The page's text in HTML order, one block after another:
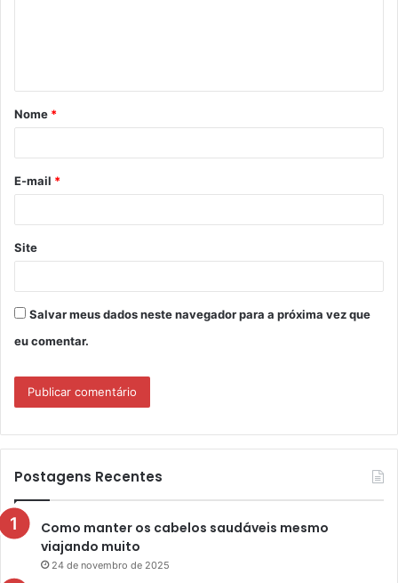
á
r
*
Nome *
E-mail *
Site
Salvar meus dados neste navegador para a próxima vez que
eu comentar.
Postagens Recentes
Como manter os cabelos saudáveis mesmo
viajando muito
24 de novembro de 2025